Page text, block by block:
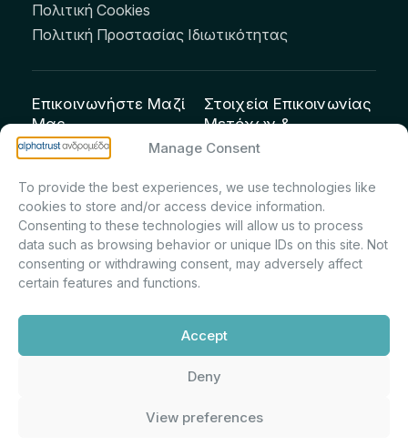
Manage Consent
To provide the best experiences, we use technologies like
cookies to store and/or access device information.
Consenting to these technologies will allow us to process
data such as browsing behavior or unique IDs on this site. Not
consenting or withdrawing consent, may adversely affect
certain features and functions.
Accept
Deny
View preferences
Πολιτική Cookies
Πολιτική Προστασίας Ιδιωτικότητας
Επικοινωνήστε Μαζί
Μας
info@andromeda.eu
Οδός Αριστείδου 1,
Κηφισιά Τ.Κ. 14561
Στοιχεία Επικοινωνίας
Μετόχων &
Επενδυτών:
Πρίντσιου – Corporate
Secretary & Investor
Relations – Τμήμα
Μετοχολογίου –
Ανακοινώσεων
m.printsiou@andromeda.eu